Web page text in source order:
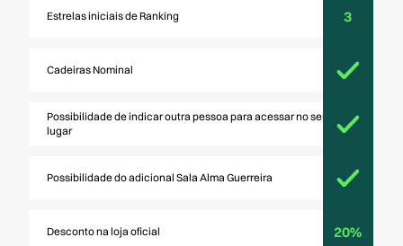
Estrelas iniciais de Ranking
Cadeiras Nominal
Possibilidade de indicar outra pessoa para acessar no seu
lugar
Possibilidade do adicional Sala Alma Guerreira
Desconto na loja oficial
3
20%